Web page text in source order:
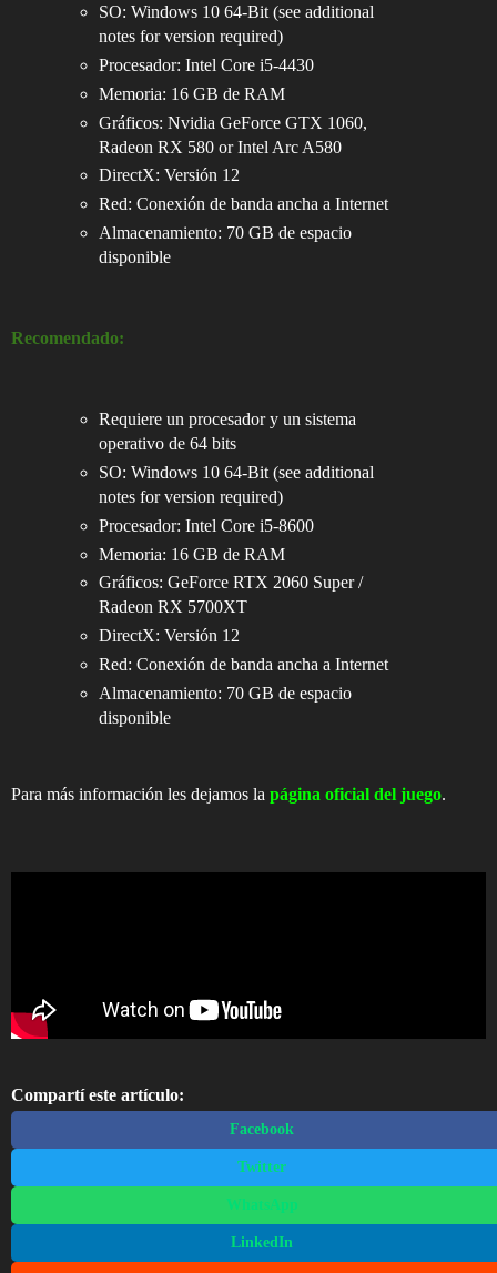
SO: Windows 10 64-Bit (see additional
notes for version required)
Procesador: Intel Core i5-4430
Memoria: 16 GB de RAM
Gráficos: Nvidia GeForce GTX 1060,
Radeon RX 580 or Intel Arc A580
DirectX: Versión 12
Red: Conexión de banda ancha a Internet
Almacenamiento: 70 GB de espacio
disponible
Recomendado:
Requiere un procesador y un sistema
operativo de 64 bits
SO: Windows 10 64-Bit (see additional
notes for version required)
Procesador: Intel Core i5-8600
Memoria: 16 GB de RAM
Gráficos: GeForce RTX 2060 Super /
Radeon RX 5700XT
DirectX: Versión 12
Red: Conexión de banda ancha a Internet
Almacenamiento: 70 GB de espacio
disponible
Para más información les dejamos la página oficial del juego.
Compartí este artículo:
Facebook
Twitter
WhatsApp
LinkedIn